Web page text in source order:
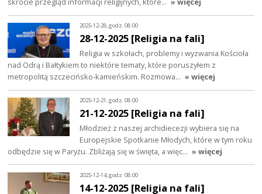
2025-12-28, godz. 08:00
28-12-2025 [Religia na fali]
Religia w szkołach, problemy i wyzwania Kościoła
nad Odrą i Bałtykiem to niektóre tematy, które poruszyłem z
metropolitą szczecińsko-kamieńskim. Rozmowa… » więcej
2025-12-21, godz. 08:00
21-12-2025 [Religia na fali]
Młodzież z naszej archidiecezji wybiera się na
Europejskie Spotkanie Młodych, które w tym roku
odbędzie się w Paryżu. Zbliżają się w święta, a więc… » więcej
2025-12-14, godz. 08:00
14-12-2025 [Religia na fali]